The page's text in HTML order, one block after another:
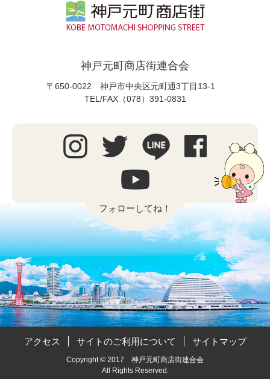
神戸元町商店街連合会
〒650-0022 神戸市中央区元町通3丁目13-1
TEL/FAX（078）391-0831
フォローしてね！
アクセス サイトのご利用について サイトマップ
Copyright © 2017 神戸元町商店街連合会
All Rights Reserved.